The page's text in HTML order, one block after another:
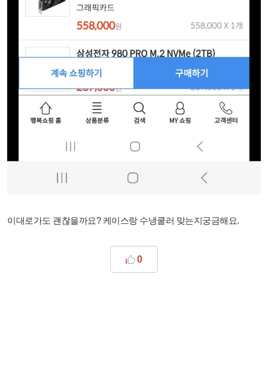
이대로가도 괜찮을까요? 케이스랑 수냉쿨러 맞는지궁금해요.
0